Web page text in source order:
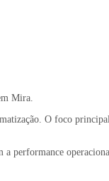
Mira.
O foco
performance